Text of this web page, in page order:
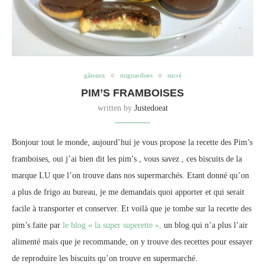
gâteaux mignardises sucré
PIM’S FRAMBOISES
written by Justedoeat
Bonjour tout le monde, aujourd’hui je vous propose la recette des Pim’s
framboises, oui j’ai bien dit les pim’s , vous savez , ces biscuits de la
marque LU que l’on trouve dans nos supermarchés. Etant donné qu’on
a plus de frigo au bureau, je me demandais quoi apporter et qui serait
facile à transporter et conserver. Et voilà que je tombe sur la recette des
pim’s faite par le blog « la super superette », un blog qui n’a plus l’air
alimenté mais que je recommande, on y trouve des recettes pour essayer
de reproduire les biscuits qu’on trouve en supermarché.